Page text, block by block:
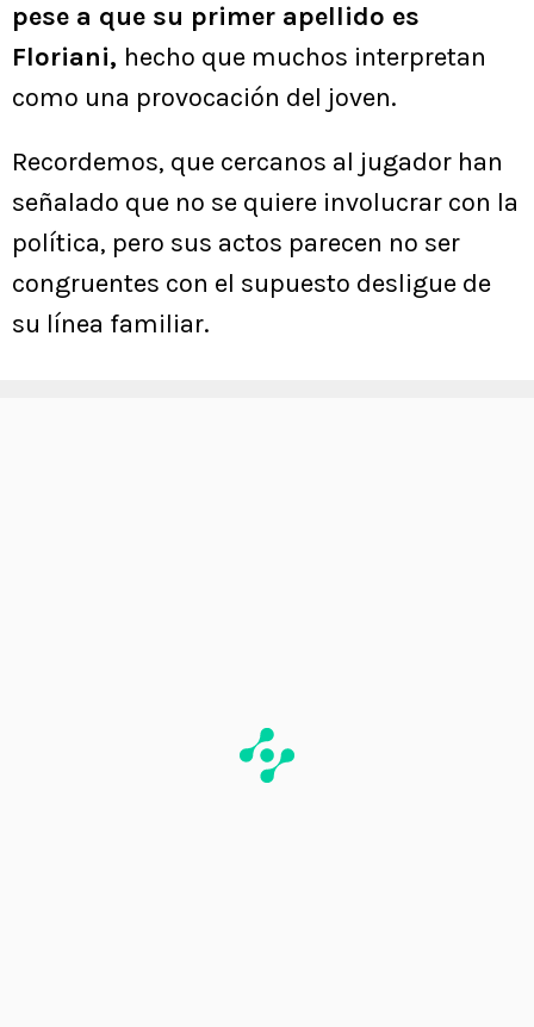
pese a que su primer apellido es
Floriani, hecho que muchos interpretan
como una provocación del joven.
Recordemos, que cercanos al jugador han
señalado que no se quiere involucrar con la
política, pero sus actos parecen no ser
congruentes con el supuesto desligue de
su línea familiar.